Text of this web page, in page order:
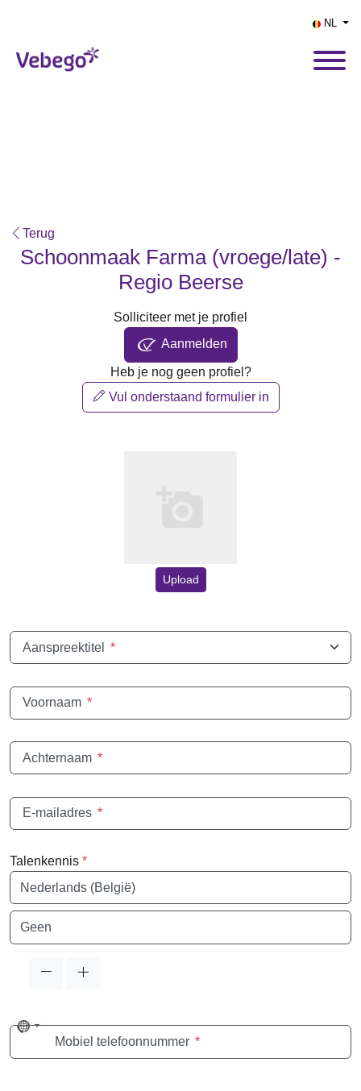
NL
Terug
Schoonmaak Farma (vroege/late) -
Regio Beerse
Solliciteer met je profiel
Aanmelden
Heb je nog geen profiel?
Vul onderstaand formulier in
Upload
Aanspreektitel *
Voornaam *
Achternaam *
E-mailadres *
Talenkennis *
Taal
Taal
No
countryMobiel telefoonnummer *